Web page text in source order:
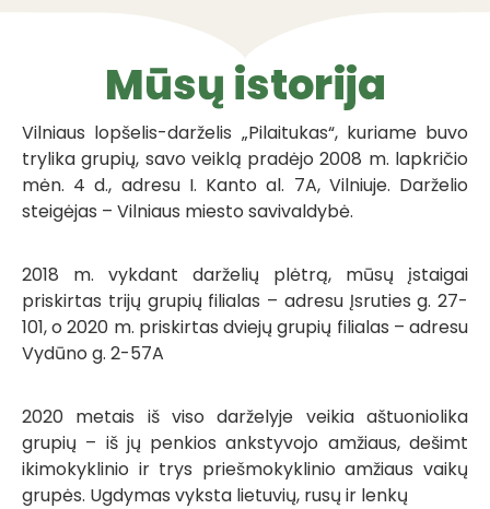
Mūsų istorija
Vilniaus lopšelis-darželis „Pilaitukas“, kuriame buvo
trylika grupių, savo veiklą pradėjo 2008 m. lapkričio
mėn. 4 d., adresu I. Kanto al. 7A, Vilniuje. Darželio
steigėjas – Vilniaus miesto savivaldybė.
2018 m. vykdant darželių plėtrą, mūsų įstaigai
priskirtas trijų grupių filialas – adresu Įsruties g. 27-
101, o 2020 m. priskirtas dviejų grupių filialas – adresu
Vydūno g. 2-57A
2020 metais iš viso darželyje veikia aštuoniolika
grupių – iš jų penkiosankstyvojo amžiaus, dešimt
ikimokyklinio ir trys priešmokyklinioamžiaus vaikų
grupės. Ugdymas vyksta lietuvių, rusų ir lenkų